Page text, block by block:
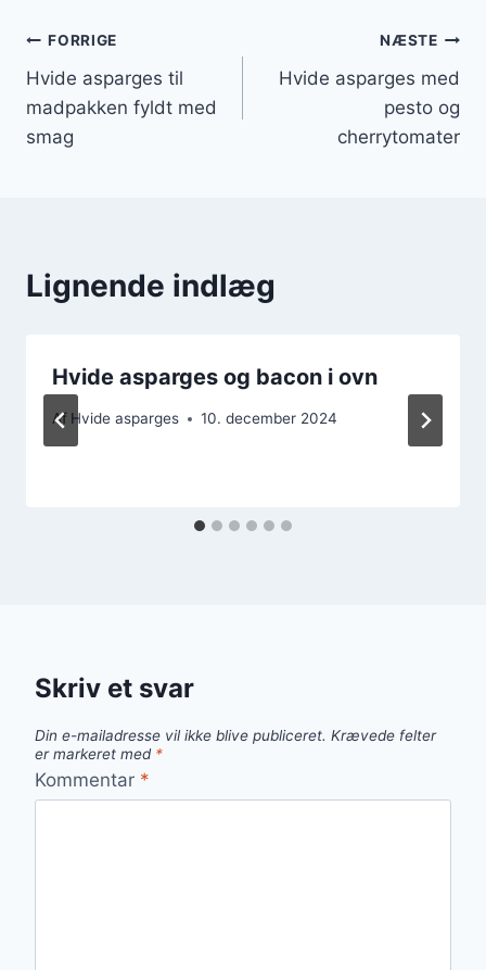
Indlægsnavigation
FORRIGE
Hvide asparges til
madpakken fyldt med
smag
NÆSTE
Hvide asparges med
pesto og
cherrytomater
Lignende indlæg
Hvide asparges og bacon i ovn
Af Hvide asparges 10. december 2024
Skriv et svar
Din e-mailadresse vil ikke blive publiceret. Krævede felter
er markeret med *
Kommentar *